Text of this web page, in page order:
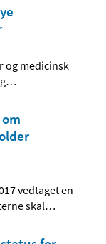
og medicinsk
…
vedtaget en
skal…